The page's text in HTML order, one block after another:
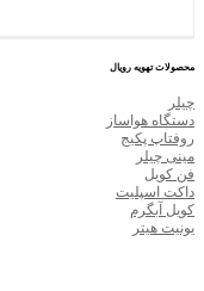
محصولات تهویه رویال
چیلر
دستگاه هواساز
روفتاپ پکیج
مینی چیلر
فن کویل
داکت اسپلیت
کویل آبگرم
یونیت هیتر